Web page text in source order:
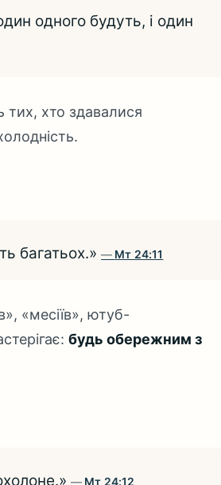
одного будуть, і один
тих, хто здавалися
багатьох.» Мт 24:11
«месіїв», ютуб-
будь обережним з
Мт 24:12